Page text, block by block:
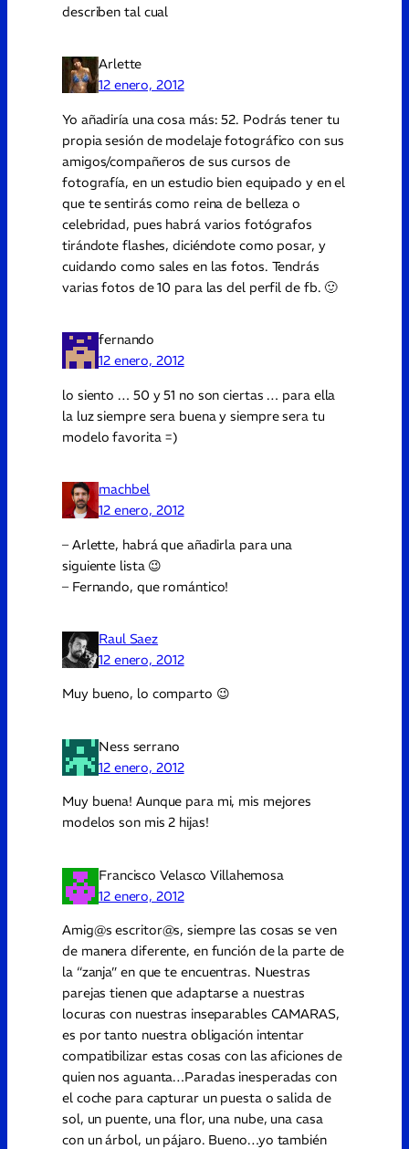
describen tal cual
Arlette
12 enero, 2012
Yo añadiría una cosa más: 52. Podrás tener tu
propia sesión de modelaje fotográfico con sus
amigos/compañeros de sus cursos de
fotografía, en un estudio bien equipado y en el
que te sentirás como reina de belleza o
celebridad, pues habrá varios fotógrafos
tirándote flashes, diciéndote como posar, y
cuidando como sales en las fotos. Tendrás
varias fotos de 10 para las del perfil de fb. 🙂
fernando
12 enero, 2012
lo siento … 50 y 51 no son ciertas … para ella
la luz siempre sera buena y siempre sera tu
modelo favorita =)
machbel
12 enero, 2012
– Arlette, habrá que añadirla para una
siguiente lista 😉
– Fernando, que romántico!
Raul Saez
12 enero, 2012
Muy bueno, lo comparto 😉
Ness serrano
12 enero, 2012
Muy buena! Aunque para mi, mis mejores
modelos son mis 2 hijas!
Francisco Velasco Villahemosa
12 enero, 2012
Amig@s escritor@s, siempre las cosas se ven
de manera diferente, en función de la parte de
la “zanja” en que te encuentras. Nuestras
parejas tienen que adaptarse a nuestras
locuras con nuestras inseparables CAMARAS,
es por tanto nuestra obligación intentar
compatibilizar estas cosas con las aficiones de
quien nos aguanta…Paradas inesperadas con
el coche para capturar un puesta o salida de
sol, un puente, una flor, una nube, una casa
con un árbol, un pájaro. Bueno…yo también